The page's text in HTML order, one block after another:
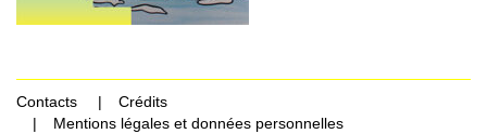
Contacts
Crédits
Mentions légales et données personnelles